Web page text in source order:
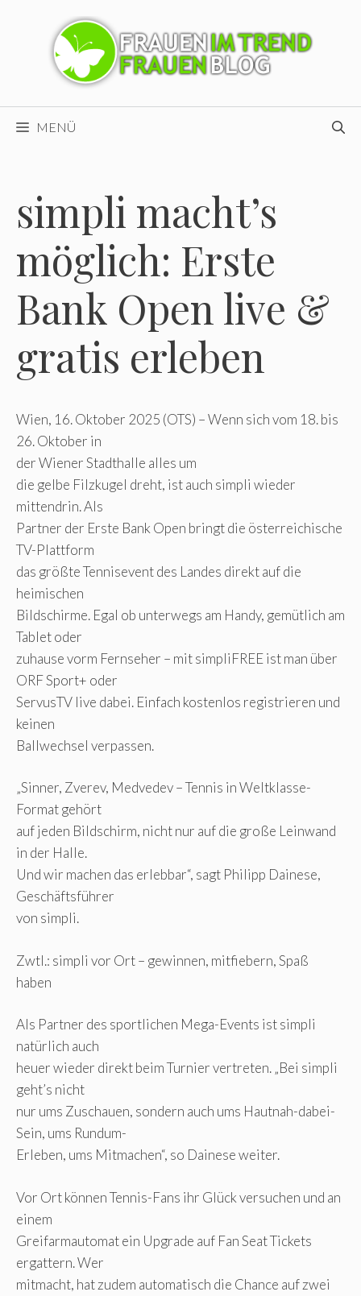
MENÜ
simpli macht’s
möglich: Erste
Bank Open live &
gratis erleben
Wien, 16. Oktober 2025 (OTS) – Wenn sich vom 18. bis
26. Oktober in
der Wiener Stadthalle alles um
die gelbe Filzkugel dreht, ist auch simpli wieder
mittendrin. Als
Partner der Erste Bank Open bringt die österreichische
TV-Plattform
das größte Tennisevent des Landes direkt auf die
heimischen
Bildschirme. Egal ob unterwegs am Handy, gemütlich am
Tablet oder
zuhause vorm Fernseher – mit simpliFREE ist man über
ORF Sport+ oder
ServusTV live dabei. Einfach kostenlos registrieren und
keinen
Ballwechsel verpassen.
„Sinner, Zverev, Medvedev – Tennis in Weltklasse-
Format gehört
auf jeden Bildschirm, nicht nur auf die große Leinwand
in der Halle.
Und wir machen das erlebbar“, sagt Philipp Dainese,
Geschäftsführer
von simpli.
Zwtl.: simpli vor Ort – gewinnen, mitfiebern, Spaß
haben
Als Partner des sportlichen Mega-Events ist simpli
natürlich auch
heuer wieder direkt beim Turnier vertreten. „Bei simpli
geht’s nicht
nur ums Zuschauen, sondern auch ums Hautnah-dabei-
Sein, ums Rundum-
Erleben, ums Mitmachen“, so Dainese weiter.
Vor Ort können Tennis-Fans ihr Glück versuchen und an
einem
Greifarmautomat ein Upgrade auf Fan Seat Tickets
ergattern. Wer
mitmacht, hat zudem automatisch die Chance auf zwei